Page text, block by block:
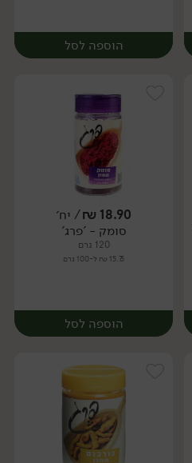
הוספה לסל
יח׳
18.90
₪/ יח׳
סומק - 'פרג'
120 גרם
15.75 ₪ ל-100 גרם
הוספה לסל